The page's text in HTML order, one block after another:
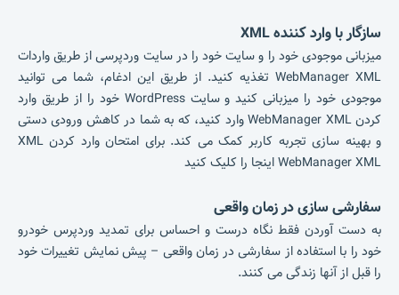
سازگار با وارد کننده XML
میزبانی موجودی خود را و سایت خود را در سایت وردپرسی از طریق واردات
WebManager XML تغذیه کنید.
از طریق این ادغام، شما می توانید
موجودی خود را میزبانی کنید و سایت WordPress خود را از طریق وارد
کردن WebManager XML وارد کنید، که به شما در کاهش ورودی دستی
و بهینه سازی تجربه کاربر کمک می کند.
برای امتحان وارد کردن XML
WebManager XML اینجا را کلیک کنید
سفارشی سازی در زمان واقعی
به دست آوردن فقط نگاه درست و احساس برای تمدید وردپرس خودرو
خود را با استفاده از سفارشی در زمان واقعی – پیش نمایش تغییرات خود
را قبل از آنها زندگی می کنند.